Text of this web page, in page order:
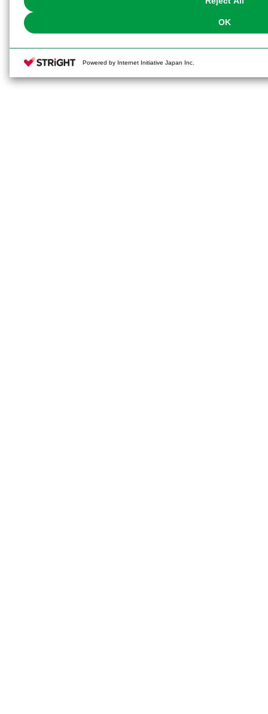
OK
Powered by Internet Initiative Japan Inc.